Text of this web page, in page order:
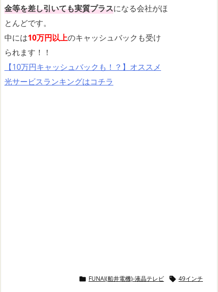
金等を差し引いても実質プラスになる会社がほ
とんどです。
中には10万円以上のキャッシュバックも受け
られます！！
【10万円キャッシュバックも！？】オススメ
光サービスランキングはコチラ
 FUNAI(船井電機)-液晶テレビ  49インチ